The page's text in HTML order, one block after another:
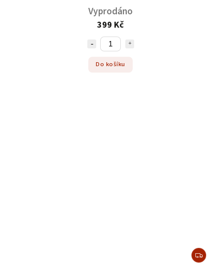
Vyprodáno
399 Kč
Do košíku